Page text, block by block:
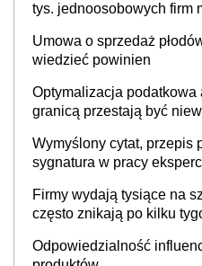
tys. jednoosobowych firm
Umowa o sprzedaż
wiedzieć powinien
Optymalizacja podatkowa
granicą przestają być
Wymyślony cytat, przepis
sygnatura w pracy
Firmy wydają tysiące na
często znikają po kilku
Odpowiedzialność